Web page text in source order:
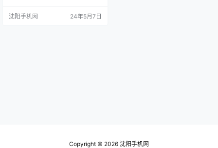
合作，后者将首付降至大约1000美
沈阳手机网 24年5月7日
Copyright © 2026 沈阳手机网